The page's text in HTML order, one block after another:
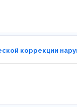
коррекции